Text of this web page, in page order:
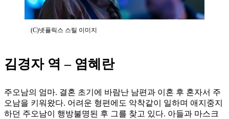
(C)넷플릭스 스틸 이미지
김경자 역 – 염혜란
주오남의 엄마. 결혼 초기에 바람난 남편과 이혼 후 혼자서 주
오남을 키워왔다. 어려운 형편에도 악착같이 일하며 애지중지
하던 주오남이 행방불명된 후 그를 찾고 있다. 아들과 마스크